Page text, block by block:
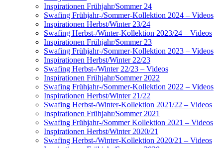
Inspirationen Frühjahr/Sommer 24
Swafing Frühjahr-/Sommer-Kollektion 2024 – Videos
Inspirationen Herbst/Winter 23/24
Swafing Herbst-/Winter-Kollektion 2023/24 – Videos
Inspirationen Frühjahr/Sommer 23
Swafing Frühjahr-/Sommer-Kollektion 2023 – Videos
Inspirationen Herbst/Winter 22/23
Swafing Herbst-/Winter 22/23 – Videos
Inspirationen Frühjahr/Sommer 2022
Swafing Frühjahr-/Sommer-Kollektion 2022 – Videos
Inspirationen Herbst/Winter 21/22
Swafing Herbst-/Winter-Kollektion 2021/22 – Videos
Inspirationen Frühjahr/Sommer 2021
Swafing Frühjahr-/Sommer Kollektion 2021 – Videos
Inspirationen Herbst/Winter 2020/21
Swafing Herbst-/Winter-Kollektion 2020/21 – Videos